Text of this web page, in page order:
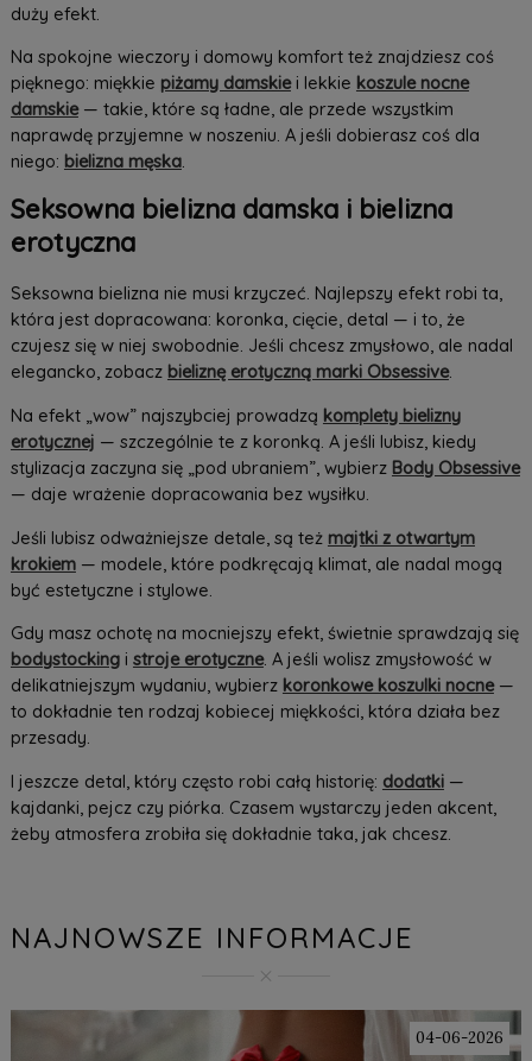
duży efekt.
Na spokojne wieczory i domowy komfort też znajdziesz coś
pięknego: miękkie piżamy damskiei lekkie koszule nocne
damskie— takie, które są ładne, ale przede wszystkim
naprawdę przyjemne w noszeniu. A jeśli dobierasz coś dla
niego: bielizna męska.
Seksowna bielizna damska i bielizna
erotyczna
Seksowna bielizna nie musi krzyczeć. Najlepszy efekt robi ta,
która jest dopracowana: koronka, cięcie, detal — i to, że
czujesz się w niej swobodnie. Jeśli chcesz zmysłowo, ale nadal
elegancko, zobacz bieliznę erotyczną marki Obsessive.
Na efekt „wow” najszybciej prowadzą komplety bielizny
erotycznej — szczególnie te z koronką. A jeśli lubisz, kiedy
stylizacja zaczyna się „pod ubraniem”, wybierz Body Obsessive
— daje wrażenie dopracowania bez wysiłku.
Jeśli lubisz odważniejsze detale, są też majtki z otwartym
krokiem— modele, które podkręcają klimat, ale nadal mogą
być estetyczne i stylowe.
Gdy masz ochotę na mocniejszy efekt, świetnie sprawdzają się
bodystockingi stroje erotyczne. A jeśli wolisz zmysłowość w
delikatniejszym wydaniu, wybierz koronkowe koszulki nocne—
to dokładnie ten rodzaj kobiecej miękkości, która działa bez
przesady.
I jeszcze detal, który często robi całą historię: dodatki—
kajdanki, pejcz czy piórka. Czasem wystarczy jeden akcent,
żeby atmosfera zrobiła się dokładnie taka, jak chcesz.
NAJNOWSZE INFORMACJE
04-06-2026